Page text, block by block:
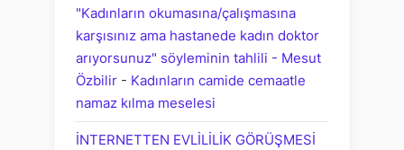
"Kadınların okumasına/çalışmasına
karşısınız ama hastanede kadın doktor
arıyorsunuz" söyleminin tahlili - Mesut
Özbilir - Kadınların camide cemaatle
namaz kılma meselesi
İNTERNETTEN EVLİLİLİK GÖRÜŞMESİ